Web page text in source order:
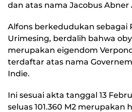
dan atas nama Jacobus Abner
Alfons berkedudukan sebagai
Urimesing, berdalih bahwa
merupakan eigendom
terdaftar atas nama
Indie.
Ini sesuai akta tanggal 13
seluas 101.360 M2 merupakan